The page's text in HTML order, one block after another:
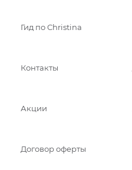
Гид по Christina
Контакты
Акции
Договор оферты